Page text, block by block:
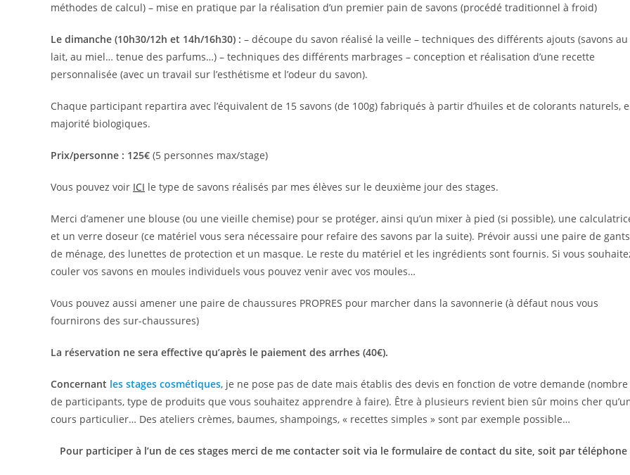
méthodes de calcul) – mise en pratique par la réalisation d’un premier pain de savons (procédé traditionnel à froid)
Le dimanche (10h30/12h et 14h/16h30) : – découpe du savon réalisé la veille – techniques des différents ajouts (savons au
lait, au miel… tenue des parfums…) – techniques des différents marbrages – conception et réalisation d’une recette
personnalisée (avec un travail sur l’esthétisme et l’odeur du savon).
Chaque participant repartira avec l’équivalent de 15 savons (de 100g) fabriqués à partir d’huiles et de colorants naturels,
majorité biologiques.
Prix/personne : 125€ (5 personnes max/stage)
Vous pouvez voir ICI le type de savons réalisés par mes élèves sur le deuxième jour des stages.
Merci d’amener une blouse (ou une vieille chemise) pour se protéger, ainsi qu’un mixer à pied (si possible), une
et un verre doseur (ce matériel vous sera nécessaire pour refaire des savons par la suite). Prévoir aussi une paire de gants
de ménage, des lunettes de protection et un masque. Le reste du matériel et les ingrédients sont fournis. Si vous
couler vos savons en moules individuels vous pouvez venir avec vos moules…
Vous pouvez aussi amener une paire de chaussures PROPRES pour marcher dans la savonnerie (à défaut nous vous
fournirons des sur-chaussures)
La réservation ne sera effective qu’après le paiement des arrhes (40€).
Concernant les stages cosmétiques, je ne pose pas de date mais établis des devis en fonction de votre demande (nombre
de participants, type de produits que vous souhaitez apprendre à faire). Être à plusieurs revient bien sûr moins cher
cours particulier… Des ateliers crèmes, baumes, shampoings, « recettes simples » sont par exemple possible…
Pour participer à l’un de ces stages merci de me contacter soit via le formulaire de contact du site, soit par téléphone